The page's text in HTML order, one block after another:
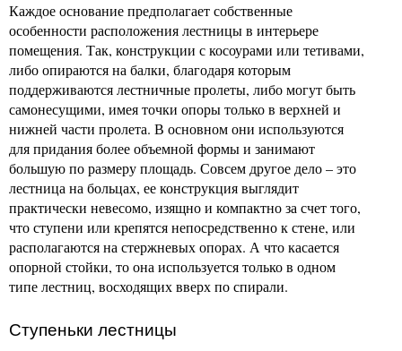
Каждое основание предполагает собственные
особенности расположения лестницы в интерьере
помещения. Так, конструкции с косоурами или тетивами,
либо опираются на балки, благодаря которым
поддерживаются лестничные пролеты, либо могут быть
самонесущими, имея точки опоры только в верхней и
нижней части пролета. В основном они используются
для придания более объемной формы и занимают
большую по размеру площадь. Совсем другое дело – это
лестница на больцах, ее конструкция выглядит
практически невесомо, изящно и компактно за счет того,
что ступени или крепятся непосредственно к стене, или
располагаются на стержневых опорах. А что касается
опорной стойки, то она используется только в одном
типе лестниц, восходящих вверх по спирали.
Ступеньки лестницы